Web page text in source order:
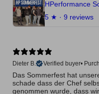
5 ★ · 9 reviews
Dieter B.
Verified buyer•
Das Sommerfest hat
schade dass der Chef
genommen wurde, dass